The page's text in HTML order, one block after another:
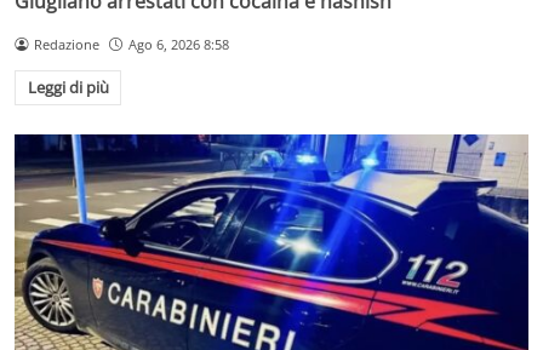
Redazione Ago 6, 2026 8:58
Leggi di più